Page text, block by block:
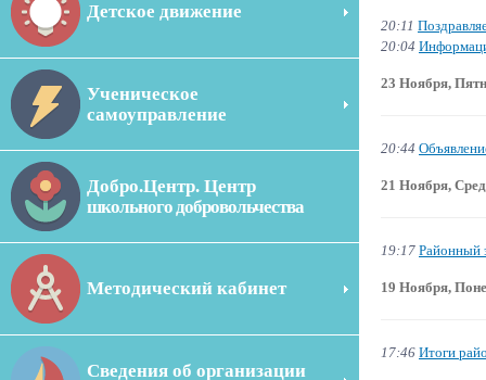
Детское движение
Ученическое
самоуправление
Добро.Центр. Центр
школьного добровольчества
Методический кабинет
Сведения об организации
20:11
20:04
23 Ноября,
20:44
21 Ноября,
19:17 Районный
19 Ноября,
17:46 Итоги